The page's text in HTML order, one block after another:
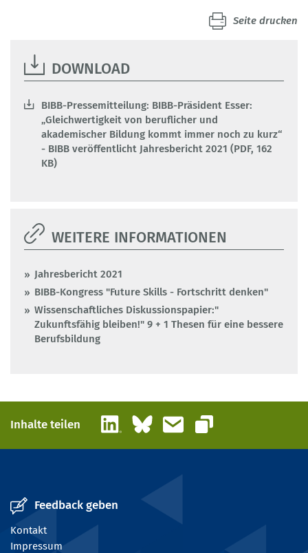
Seite drucken
DOWNLOAD
BIBB-Pressemitteilung: BIBB-Präsident Esser:
„Gleichwertigkeit von beruflicher und
akademischer Bildung kommt immer noch zu kurz“
- BIBB veröffentlicht Jahresbericht 2021 (PDF, 162
KB)
WEITERE INFORMATIONEN
Jahresbericht 2021
BIBB-Kongress "Future Skills - Fortschritt denken"
Wissenschaftliches Diskussionspapier:"
Zukunftsfähig bleiben!" 9 + 1 Thesen für eine bessere
Berufsbildung
Inhalte teilen LinkedInBlueskyE-Mail
Link kopieren
Feedback geben
Kontakt
Impressum